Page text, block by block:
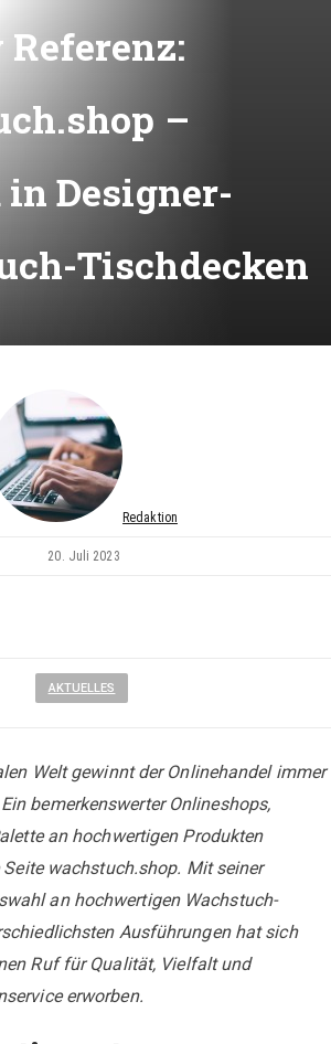
–
Designer-
Tischdecken
Redaktion
20. Juli 2023
AKTUELLES
Welt gewinnt der Onlinehandel immer
bemerkenswerter Onlineshops,
an hochwertigen Produkten
wachstuch.shop. Mit seiner
an hochwertigen Wachstuch-
Ausführungen hat sich
Ruf für Qualität, Vielfalt und
erworben.